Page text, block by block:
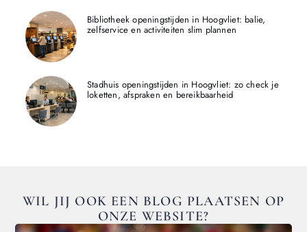
Bibliotheek openingstijden in Hoogvliet: balie,
zelfservice en activiteiten slim plannen
Stadhuis openingstijden in Hoogvliet: zo check je
loketten, afspraken en bereikbaarheid
WIL JIJ OOK EEN BLOG PLAATSEN OP
ONZE WEBSITE?